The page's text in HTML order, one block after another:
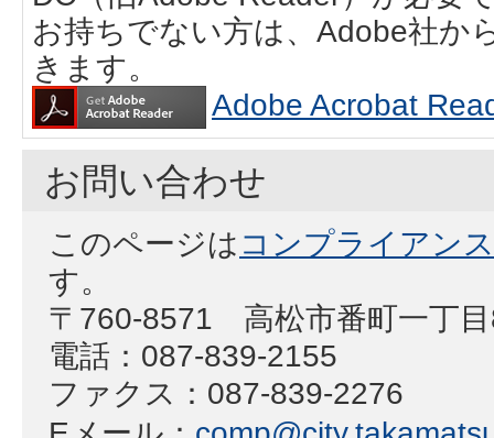
お持ちでない方は、Adobe社か
きます。
Adobe Acrobat
お問い合わせ
このページは コンプライアン
す。
〒760-8571 高松市番町一丁
電話：087-839-2155
ファクス：087-839-2276